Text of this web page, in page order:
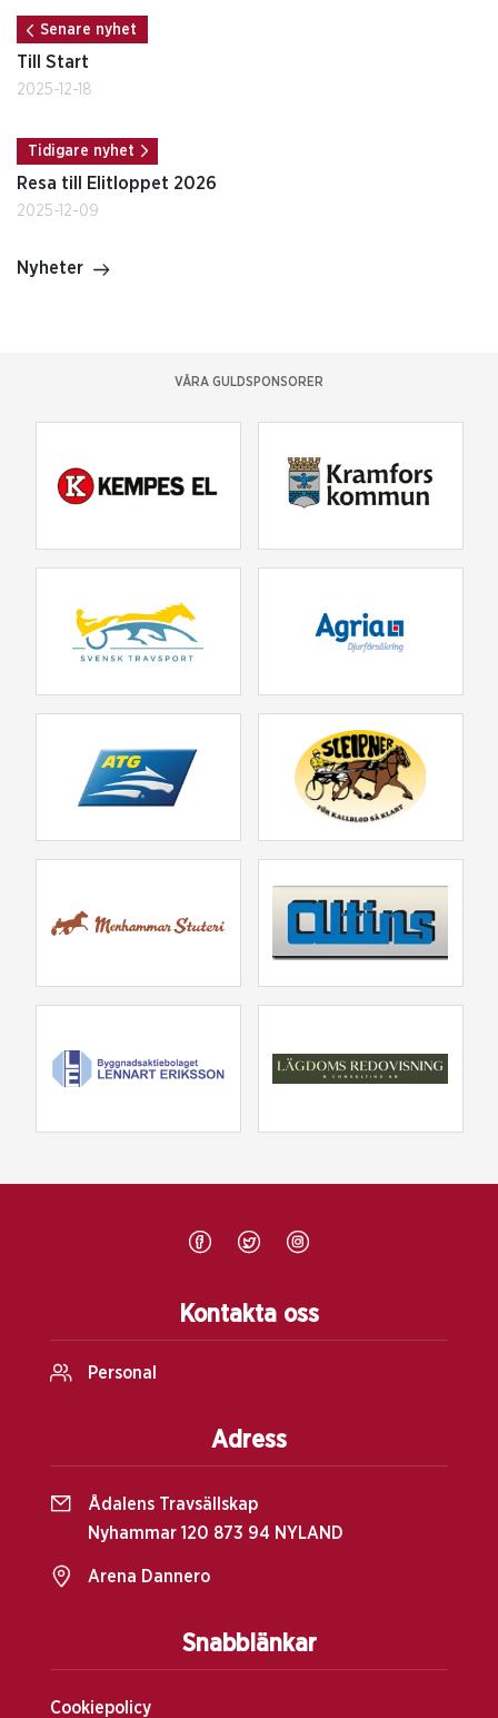
Senare nyhet
Till Start
2025-12-18
Tidigare nyhet
Resa till Elitloppet 2026
2025-12-09
Nyheter
VÅRA GULDSPONSORER
Snabblänkar
Cookiepolicy
Kontakta oss
Personal
Adress
Ådalens Travsällskap
Nyhammar 120 873 94 NYLAND
Arena Dannero